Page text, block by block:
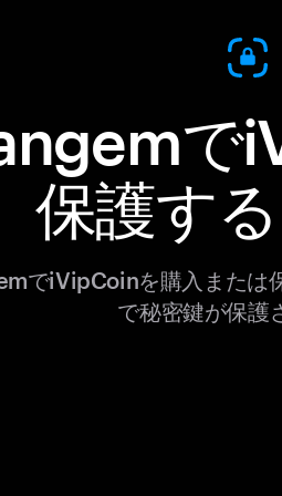
で
保護す
でiVipCoinを購入または
で秘密鍵が保護